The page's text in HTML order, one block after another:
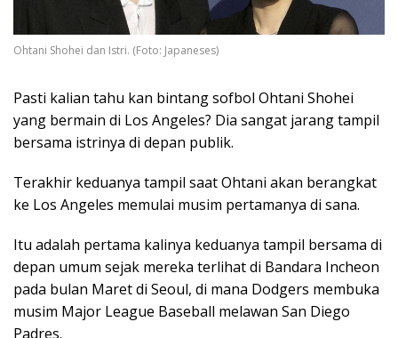
Ohtani Shohei dan Istri. (Foto: Japaneses)
Pasti kalian tahu kan bintang sofbol Ohtani Shohei
yang bermain di Los Angeles? Dia sangat jarang tampil
bersama istrinya di depan publik.
Terakhir keduanya tampil saat Ohtani akan berangkat
ke Los Angeles memulai musim pertamanya di sana.
Itu adalah pertama kalinya keduanya tampil bersama di
depan umum sejak mereka terlihat di Bandara Incheon
pada bulan Maret di Seoul, di mana Dodgers membuka
musim Major League Baseball melawan San Diego
Padres.